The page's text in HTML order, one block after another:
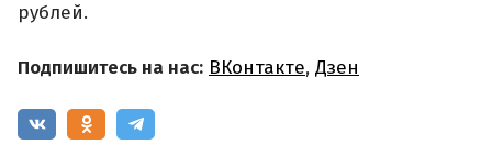
рублей.
Подпишитесь на нас: ВКонтакте, Дзен